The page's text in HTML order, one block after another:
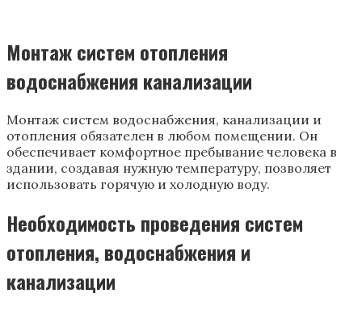
Монтаж систем отопления
водоснабжения канализации
Монтаж систем водоснабжения, канализации и
отопления обязателен в любом помещении. Он
обеспечивает комфортное пребывание человека в
здании, создавая нужную температуру, позволяет
использовать горячую и холодную воду.
Необходимость проведения систем
отопления, водоснабжения и
канализации